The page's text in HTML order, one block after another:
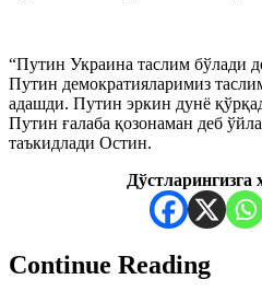
“Путин Украина таслим бўлади
Путин демократияларимиз
адашди. Путин эркин дунё
Путин ғалаба қозонаман деб
таъкидлади Остин.
Continue Reading